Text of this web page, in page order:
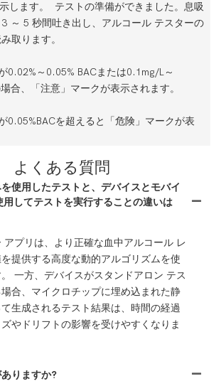
します。
テストの準備ができました。息吸
～ 5 秒間吐き出し、アルコール テスターの
取ります。
0.02%～0.05% BACまたは0.1mg/L～
合、「注意」マークが表示されます。
0.05%BACを超えると「危険」マークが表
よくある質問
使用したテストと、デバイスとモバイ
用してテストを実行することの違いは
アプリは、より正確な血中アルコール レ
提供する高度な動的アルゴリズムを使
一方、デバイスがスタンドアロン テス
場合、マイクロチップに埋め込まれた静
生成されるテスト結果は、時間の経過
やドリフトの影響を受けやすくなりま
りますか?